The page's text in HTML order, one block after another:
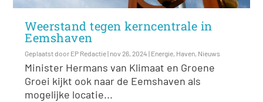
Weerstand tegen kerncentrale in
Eemshaven
Geplaatst door EP Redactie| nov 26, 2024 | Energie, Haven, Nieuws
Minister Hermans van Klimaat en Groene
Groei kijkt ook naar de Eemshaven als
mogelijke locatie...